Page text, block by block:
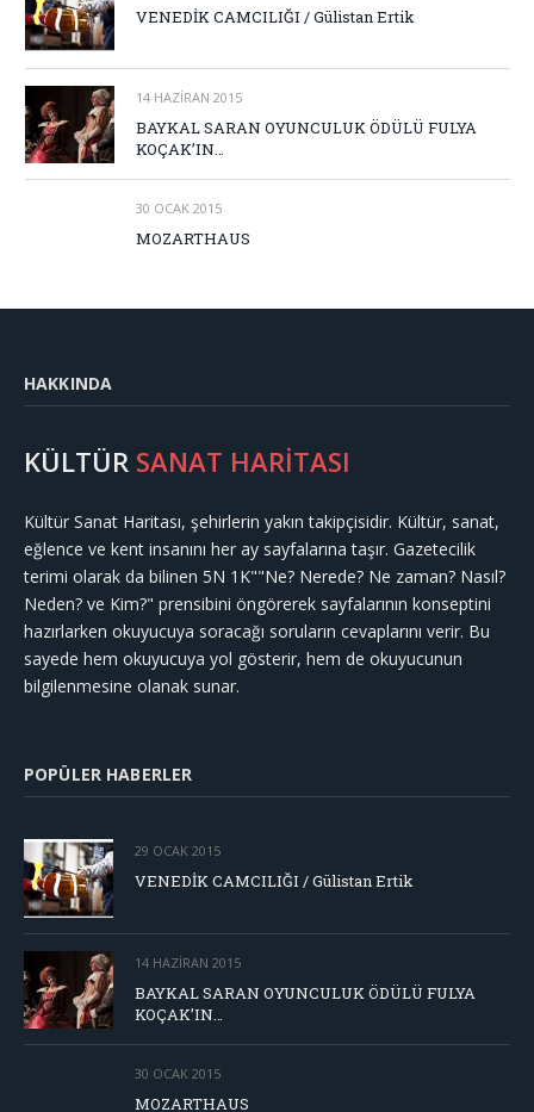
VENEDİK CAMCILIĞI / Gülistan Ertik
14 HAZIRAN 2015
BAYKAL SARAN OYUNCULUK ÖDÜLÜ FULYA
KOÇAK’IN…
30 OCAK 2015
MOZARTHAUS
HAKKINDA
KÜLTÜR SANAT HARİTASI
Kültür Sanat Haritası, şehirlerin yakın takipçisidir. Kültür, sanat,
eğlence ve kent insanını her ay sayfalarına taşır. Gazetecilik
terimi olarak da bilinen 5N 1K""Ne? Nerede? Ne zaman? Nasıl?
Neden? ve Kim?" prensibini öngörerek sayfalarının konseptini
hazırlarken okuyucuya soracağı soruların cevaplarını verir. Bu
sayede hem okuyucuya yol gösterir, hem de okuyucunun
bilgilenmesine olanak sunar.
POPÜLER HABERLER
29 OCAK 2015
VENEDİK CAMCILIĞI / Gülistan Ertik
14 HAZIRAN 2015
BAYKAL SARAN OYUNCULUK ÖDÜLÜ FULYA
KOÇAK’IN…
30 OCAK 2015
MOZARTHAUS